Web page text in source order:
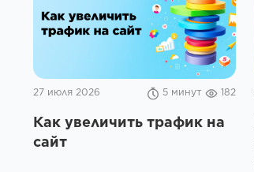
27 июля 2026 5 минут 182
Как увеличить трафик на
сайт